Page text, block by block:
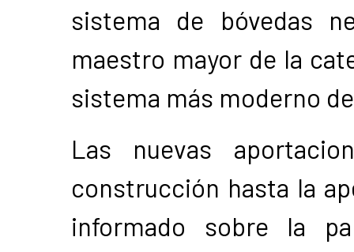
sistema de bóvedas
maestro mayor de la
sistema más moderno
Las nuevas
construcción hasta la
informado sobre la